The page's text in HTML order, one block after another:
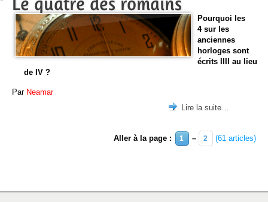
Le quatre des romains
Pourquoi les
4 sur les
anciennes
horloges sont
écrits IIII au lieu
de IV ?
Par Neamar
Lire la suite…
Aller à la page : 1 – 2 (61 articles)